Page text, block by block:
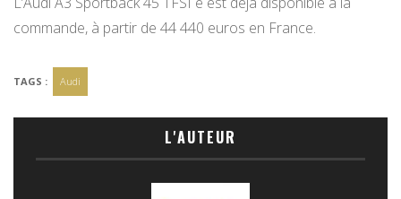
commande, à partir de 44 440 euros en France.
TAGS : Audi
L'AUTEUR